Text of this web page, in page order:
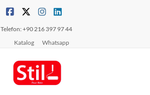
Telefon: +90 216 397 97 44
Katalog
Whatsapp